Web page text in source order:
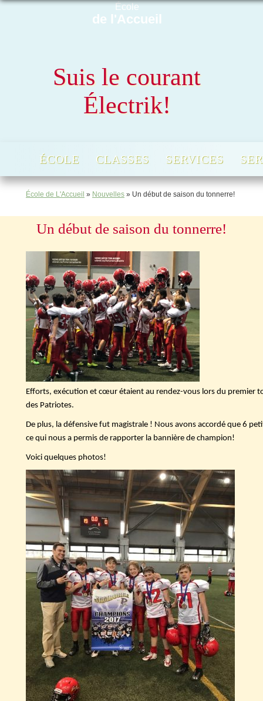
École
de l'Accueil
Suis le courant
Électrik!
ÉCOLE CLASSES SERVICES
École de L'Accueil » Nouvelles » Un début de saison du tonnerre!
Un début de saison du tonnerre!
Efforts, exécution et cœur étaient au rendez-vous lors du premier
des Patriotes.
De plus, la défensive fut magistrale ! Nous avons accordé que 6
ce qui nous a permis de rapporter la bannière de champion!
Voici quelques photos!